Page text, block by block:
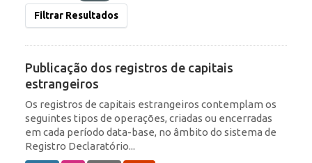
Filtrar Resultados
Publicação dos registros de capitais
estrangeiros
Os registros de capitais estrangeiros contemplam os
seguintes tipos de operações, criadas ou encerradas
em cada período data-base, no âmbito do sistema de
Registro Declaratório...